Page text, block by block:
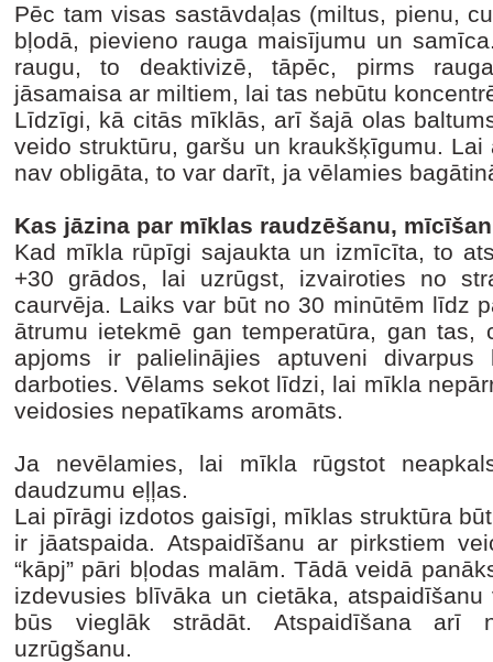
Pēc tam visas sastāvdaļas (miltus, pienu,
bļodā, pievieno rauga maisījumu un
raugu, to deaktivizē, tāpēc, pirms
jāsamaisa ar miltiem, lai tas nebūtu
Līdzīgi, kā citās mīklās, arī šajā olas
veido struktūru, garšu un kraukšķīgumu.
nav obligāta, to var darīt, ja vēlamies
Kas jāzina par mīklas raudzēšanu,
Kad mīkla rūpīgi sajaukta un izmīcīta, to
+30 grādos, lai uzrūgst, izvairoties no
caurvēja. Laiks var būt no 30 minūtēm līdz
ātrumu ietekmē gan temperatūra, gan
apjoms ir palielinājies aptuveni
darboties. Vēlams sekot līdzi, lai mīkla
veidosies nepatīkams aromāts.
Ja nevēlamies, lai mīkla rūgstot
daudzumu eļļas.
Lai pīrāgi izdotos gaisīgi, mīklas struktūra
ir jāatspaida. Atspaidīšanu ar pirkstiem
“kāpj” pāri bļodas malām. Tādā veidā
izdevusies blīvāka un cietāka,
būs vieglāk strādāt. Atspaidīšana arī
uzrūgšanu.